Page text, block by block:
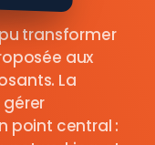
transformer
aux
La
point central :